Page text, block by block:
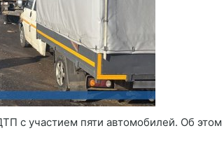
с участием пяти автомобилей. Об